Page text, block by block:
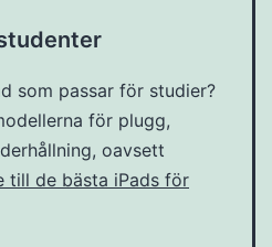
som passar för studier?
för plugg,
oavsett
till de bästa iPads för